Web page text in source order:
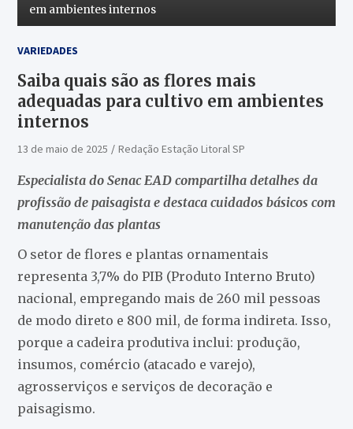
em ambientes internos
VARIEDADES
Saiba quais são as flores mais
adequadas para cultivo em ambientes
internos
13 de maio de 2025 Redação Estação Litoral SP
Especialista do Senac EAD compartilha detalhes da
profissão de paisagista e destaca cuidados básicos com
manutenção das plantas
O setor de flores e plantas ornamentais
representa 3,7% do PIB (Produto Interno Bruto)
nacional, empregando mais de 260 mil pessoas
de modo direto e 800 mil, de forma indireta. Isso,
porque a cadeira produtiva inclui: produção,
insumos, comércio (atacado e varejo),
agrosserviços e serviços de decoração e
paisagismo.